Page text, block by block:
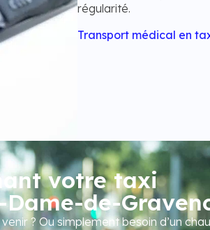
régularité.
Transport médical en
votre taxi
de-
? Ou simplement besoin d’un